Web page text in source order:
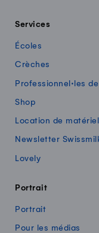
Services
Écoles
Crèches
Professionnel·les
Shop
Location de
Newsletter
Lovely
Portrait
Portrait
Pour les médias